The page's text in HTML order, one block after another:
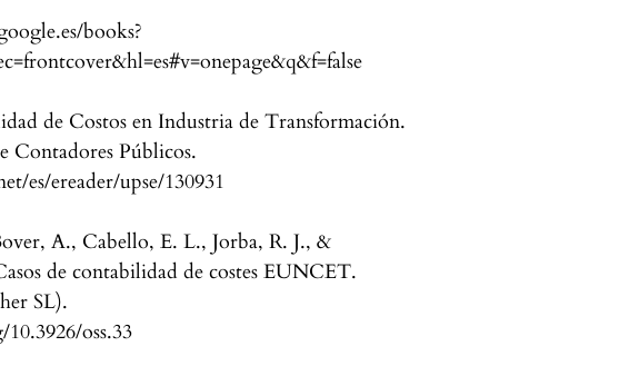
books?
de Costos en Industria de Transformación.
Contadores Públicos.
es/ereader/upse/130931
A., Cabello, E. L., Jorba, R. J., &
de contabilidad de costes EUNCET.
SL).
oss.33